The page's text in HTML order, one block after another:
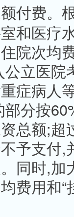
付费。
和医疗
院次均
立医院
症病人
分按
总额;超
予支付,
同时,加
费用和“